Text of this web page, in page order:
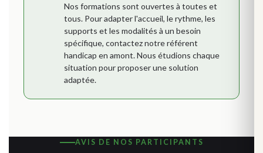
Nos formations sont ouvertes à toutes et
tous. Pour adapter l'accueil, le rythme, les
supports et les modalités à un besoin
spécifique, contactez notre référent
handicap en amont. Nous étudions chaque
situation pour proposer une solution
adaptée.
AVIS DE NOS PARTICIPANTS